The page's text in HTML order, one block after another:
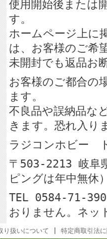
使用開始後または
す。
ホームページ上に
は、お客様のご希
未開封でも返品お
お客様のご都合の
ます。
不良品や誤納品な
きます。恐れ入り
ラジコンホビ
〒503-2213 岐阜
ピングは年中無休
TEL 0584-71-
おりません。ネッ
り扱いについて
特定商取引法